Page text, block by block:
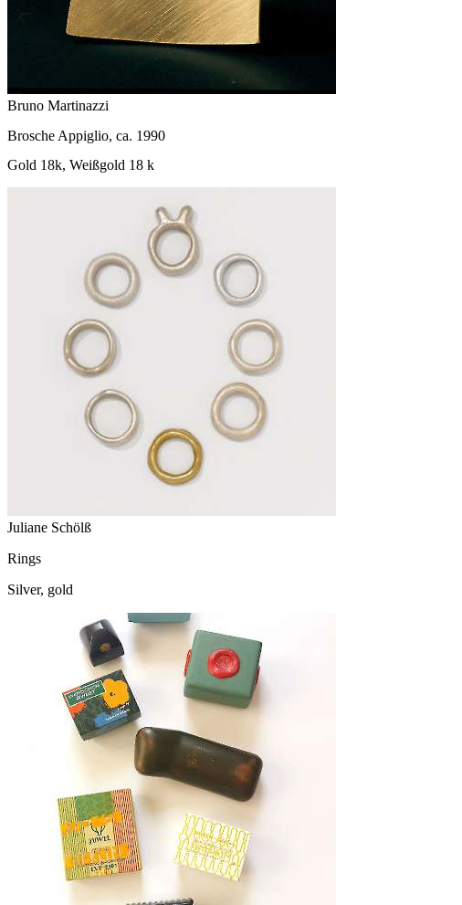
Bruno Martinazzi
Brosche Appiglio, ca. 1990
Gold 18k, Weißgold 18 k
Juliane Schölß
Rings
Silver, gold